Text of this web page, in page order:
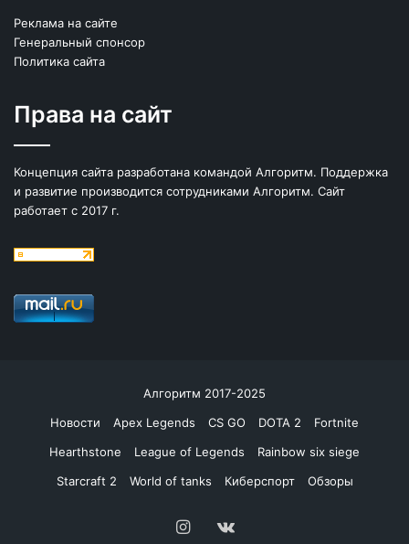
Реклама на сайте
Генеральный спонсор
Политика сайта
Права на сайт
Концепция сайта разработана командой Алгоритм. Поддержка
и развитие производится сотрудниками Алгоритм. Сайт
работает с 2017 г.
Алгоритм 2017-2025
Новости
Apex Legends CS GO DOTA 2
Fortnite
Hearthstone
League of Legends
Rainbow six siege
Starcraft 2
World of tanks Киберспорт Обзоры
Instagram